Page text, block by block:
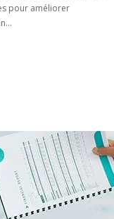
pour améliorer